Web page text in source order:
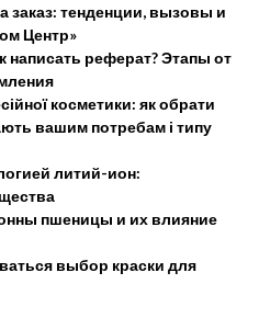
заказ: тенденции, вызовы и
Центр»
написать реферат? Этапы от
косметики: як обрати
вашим потребам і типу
литий-ион:
пшеницы и их влияние
выбор краски для